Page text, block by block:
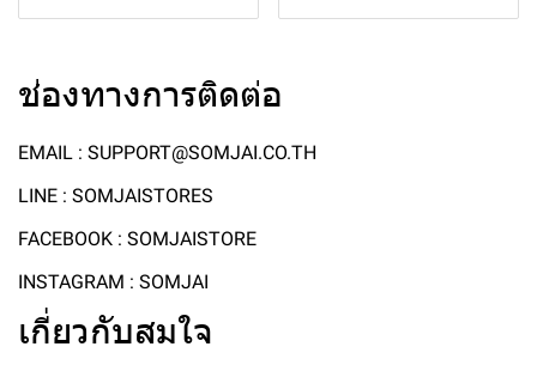
ช่องทางการติดต่อ
EMAIL : SUPPORT@SOMJAI.CO.TH
LINE : SOMJAISTORES
FACEBOOK : SOMJAISTORE
INSTAGRAM : SOMJAI
เกี่ยวกับสมใจ